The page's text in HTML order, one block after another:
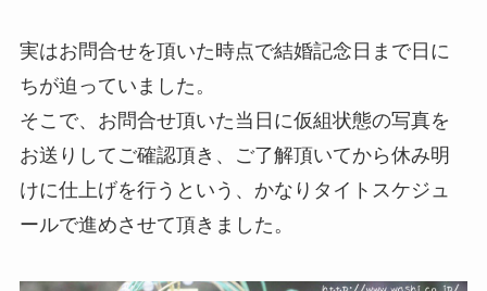
実はお問合せを頂いた時点で結婚記念日まで日に
ちが迫っていました。
そこで、お問合せ頂いた当日に仮組状態の写真を
お送りしてご確認頂き、ご了解頂いてから休み明
けに仕上げを行うという、かなりタイトスケジュ
ールで進めさせて頂きました。